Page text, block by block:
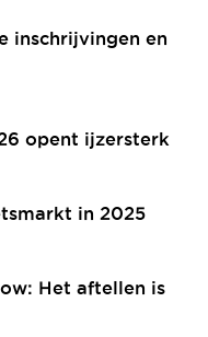
inschrijvingen en
opent ijzersterk
in 2025
Het aftellen is